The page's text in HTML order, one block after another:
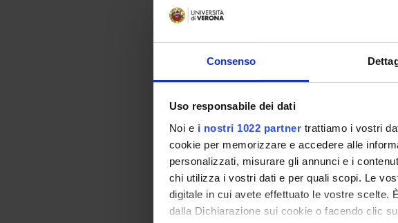
Consenso
Uso responsabile dei dati
Noi e i nostri 1022 partner trattiamo i vostri
cookie per memorizzare e accedere alle
personalizzati, misurare gli annunci e i
chi utilizza i vostri dati e per quali scopi. Le
digitale in cui avete effettuato le vostre scelte.
dalla Dichiarazione sui cookie o facendo clic